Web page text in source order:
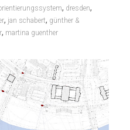
, dresden,
, jan schabert, günther &
, martina guenther